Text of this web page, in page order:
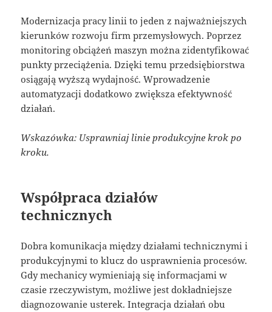
Modernizacja pracy linii to jeden z najważniejszych
kierunków rozwoju firm przemysłowych. Poprzez
monitoring obciążeń maszyn można zidentyfikować
punkty przeciążenia. Dzięki temu przedsiębiorstwa
osiągają wyższą wydajność. Wprowadzenie
automatyzacji dodatkowo zwiększa efektywność
działań.
Wskazówka: Usprawniaj linie produkcyjne krok po
kroku.
Współpraca działów
technicznych
Dobra komunikacja między działami technicznymi i
produkcyjnymi to klucz do usprawnienia procesów.
Gdy mechanicy wymieniają się informacjami w
czasie rzeczywistym, możliwe jest dokładniejsze
diagnozowanie usterek. Integracja działań obu